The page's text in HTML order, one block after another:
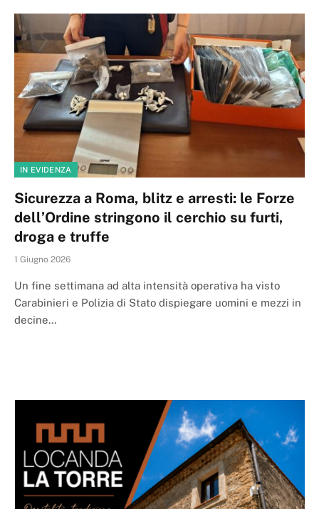
IN EVIDENZA
Sicurezza a Roma, blitz e arresti: le Forze
dell’Ordine stringono il cerchio su furti,
droga e truffe
1 Giugno 2026
Un fine settimana ad alta intensità operativa ha visto
Carabinieri e Polizia di Stato dispiegare uomini e mezzi in
decine…